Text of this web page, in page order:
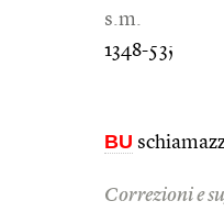
s.m.
1348-53;
BU
Correzioni e